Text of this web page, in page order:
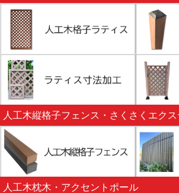
人工木縦格子フェンス・さくさくエク
人工木枕木・アクセントポール